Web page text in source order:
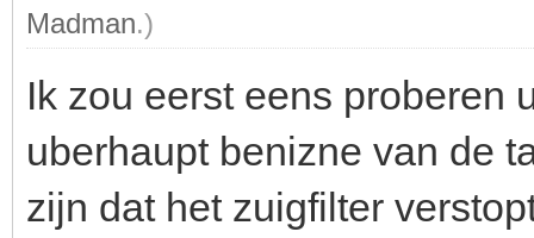
Madman.)
Ik zou eerst eens proberen
uberhaupt benizne van de
zijn dat het zuigfilter